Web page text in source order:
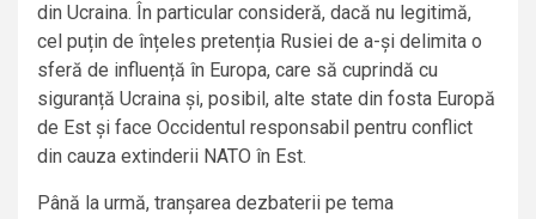
din Ucraina. În particular consideră, dacă nu legitimă,
cel puțin de înțeles pretenția Rusiei de a-și delimita o
sferă de influență în Europa, care să cuprindă cu
siguranță Ucraina și, posibil, alte state din fosta Europă
de Est și face Occidentul responsabil pentru conflict
din cauza extinderii NATO în Est.
Până la urmă, tranșarea dezbaterii pe tema